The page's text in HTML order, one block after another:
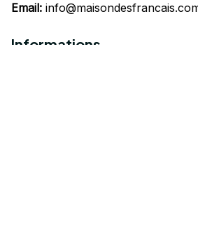
Email:
Informations